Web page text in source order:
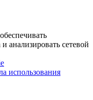
анализировать сетевой
использования